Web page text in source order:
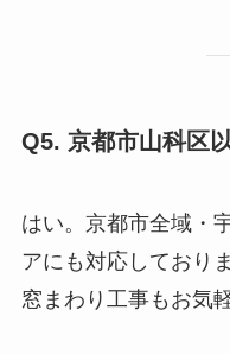
Q5. 京都市山科区
はい。京都市全域・
アにも対応しており
窓まわり工事もお気